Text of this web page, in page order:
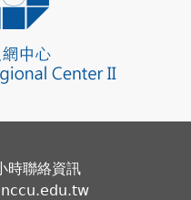
時聯絡資訊